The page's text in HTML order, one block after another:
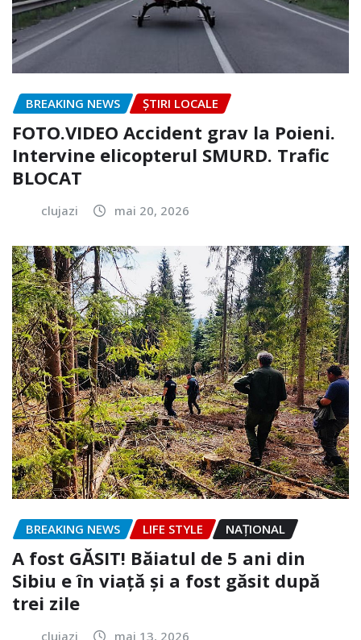
BREAKING NEWS ȘTIRI LOCALE
FOTO.VIDEO Accident grav la Poieni.
Intervine elicopterul SMURD. Trafic
BLOCAT
clujazi mai 20, 2026
BREAKING NEWS LIFE STYLE NAŢIONAL
A fost GĂSIT! Băiatul de 5 ani din
Sibiu e în viață și a fost găsit după
trei zile
clujazi mai 13, 2026